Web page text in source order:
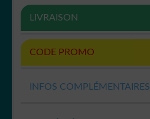
LIVRAISON
CODE PROMO
INFOS COMPLÉMENTAIRES